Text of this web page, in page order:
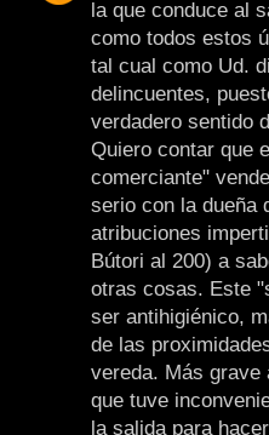
la que conduce al
como todos estos
tal cual como Ud.
delincuentes,
verdadero sentido
Quiero contar que
comerciante"
serio con la dueña
atribuciones
Bútori al 200) a
otras cosas. Este
ser antihigiénico,
de las
vereda. Más grave
que tuve
la salida para